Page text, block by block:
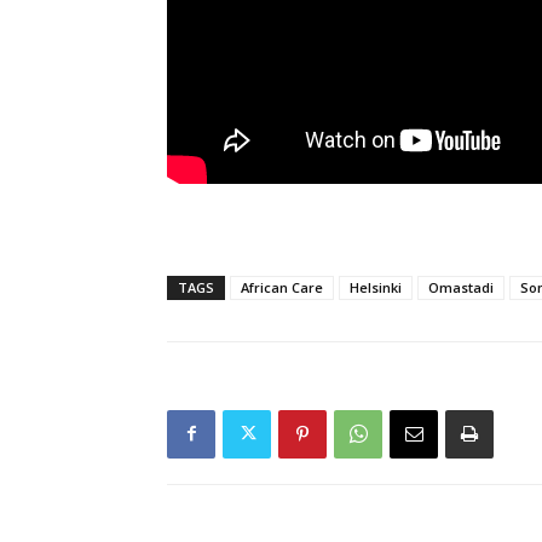
TAGS African Care Helsinki Omastadi